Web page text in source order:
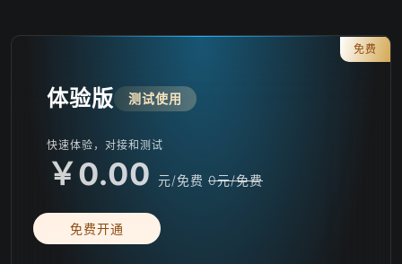
体验版 测试使用
快速体验，对接和测试
￥0.00 元/免费 0元/免费
免费
免费开通